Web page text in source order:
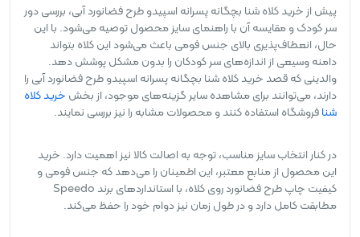
پیش از خرید کلاه شنا بچگانه پسرانه اسپیدو طرح فضانورد آبی، بررسی دور
سر کودک و مقایسه آن با راهنمای سایز محصول توصیه می‌شود. با این
حال، انعطاف‌پذیری بالای جنس فومی باعث می‌شود این کلاه بتواند
دامنه وسیعی از اندازه‌های سر کودکان را بدون مشکل پوشش دهد.
والدینی که قصد خرید کلاه شنا بچگانه پسرانه اسپیدو طرح فضانورد آبی را
دارند، می‌توانند برای مشاهده سایر گزینه‌های موجود، از بخش خرید کلاه
شنافروشگاه استفاده کنند و محصولات مشابه را نیز بررسی نمایند.
در کنار انتخاب سایز مناسب، توجه به اصالت کالا نیز اهمیت دارد. خرید
این محصول از منابع معتبر، این اطمینان را می‌دهد که جنس فومی و
کیفیت چاپ طرح فضانورد روی کلاه، با استانداردهای برند Speedo
مطابقت کامل دارد و در طول زمان نیز دوام خود را حفظ می‌کند.